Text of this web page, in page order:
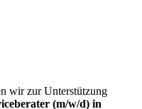
wir zur Unterstützung
(m/w/d) in